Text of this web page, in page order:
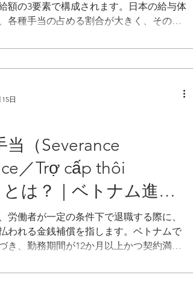
額の3要素で構成されます。日本の給与体
各種手当の占める割合が大きく、その内
い手当の区分が複雑で、年々その範囲が
計を行うことが、労務リスク管理の鍵と
当（Severance
／Trợ cấp thôi
は？｜ベトナム進出
で役立つビジネス用語
労働者が一定の条件下で退職する際に、
われる金銭補償を指します。ベトナムで
き、勤務期間が12か月以上かつ契約満了
当の支給が義務付けられています。な
日